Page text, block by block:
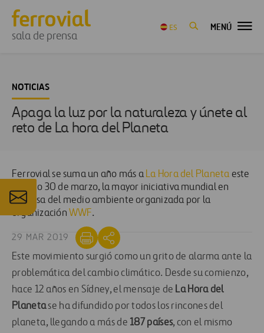
sala de prensa
ES MENÚ
NOTICIAS
Apaga la luz por la naturaleza y únete al
reto de La hora del Planeta
Ferrovial se suma un año más a La Hora del Planetaeste
sábado 30 de marzo, la mayor iniciativa mundial en
defensa del medio ambiente organizada por la
organización WWF.
29 MAR 2019
Este movimiento surgió como un grito de alarma ante la
problemática del cambio climático. Desde su comienzo,
hace 12 años en Sídney, el mensaje de La Hora del
Planetase ha difundido por todos los rincones del
planeta, llegando a más de 187 países, con el mismo